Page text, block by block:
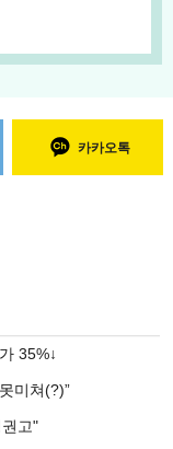
카카오톡
35%↓
미쳐(?)”
고"